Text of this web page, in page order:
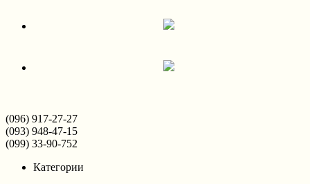
(096) 917-27-27
(093) 948-47-15
(099) 33-90-752
Категории